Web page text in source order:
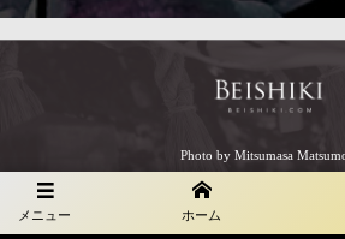
メニュー ホーム
Photo by Mitsumasa
©2013 - 2026Beishiki by Triangolo